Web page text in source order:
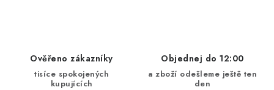
Ověřeno zákazníky
tisíce spokojených
kupujících
Objednej do 12:00
a zboží odešleme ještě ten
den